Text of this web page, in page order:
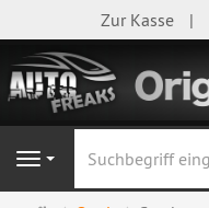
Zur Kasse
Navigation